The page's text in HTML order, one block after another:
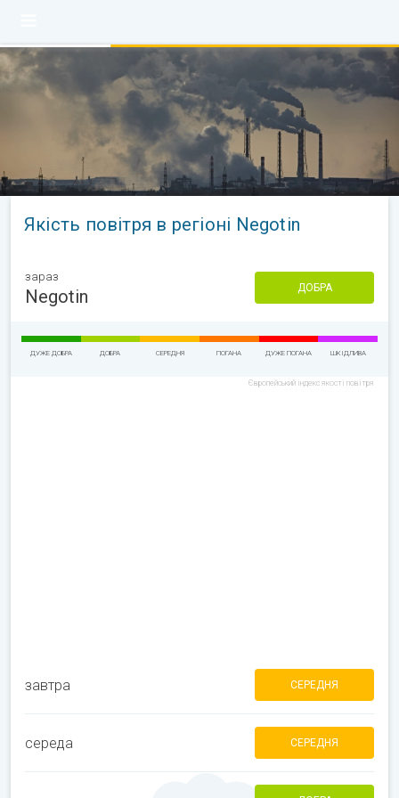
Якість повітря в регіоні Negotin
зараз
Negotin ДОБРА
ДУЖЕ ДОБРА ДОБРА СЕРЕДНЯ ПОГАНА ДУЖЕ ПОГАНА ШКІДЛИВА
Європейський індекс якості повітря
завтра СЕРЕДНЯ
середа СЕРЕДНЯ